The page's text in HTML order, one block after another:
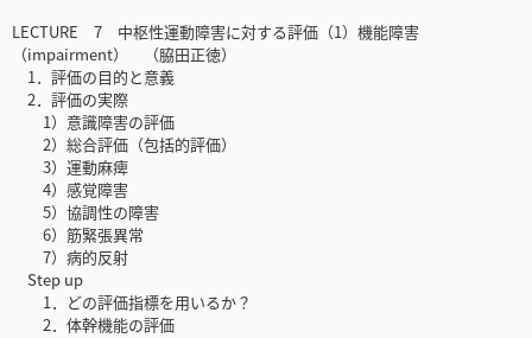
LECTURE 7 中枢性運動障害に対する評価（1）機能障害
（impairment） （脇田正徳）
1．評価の目的と意義
2．評価の実際
1）意識障害の評価
2）総合評価（包括的評価）
3）運動麻痺
4）感覚障害
5）協調性の障害
6）筋緊張異常
7）病的反射
Step up
1．どの評価指標を用いるか？
2．体幹機能の評価